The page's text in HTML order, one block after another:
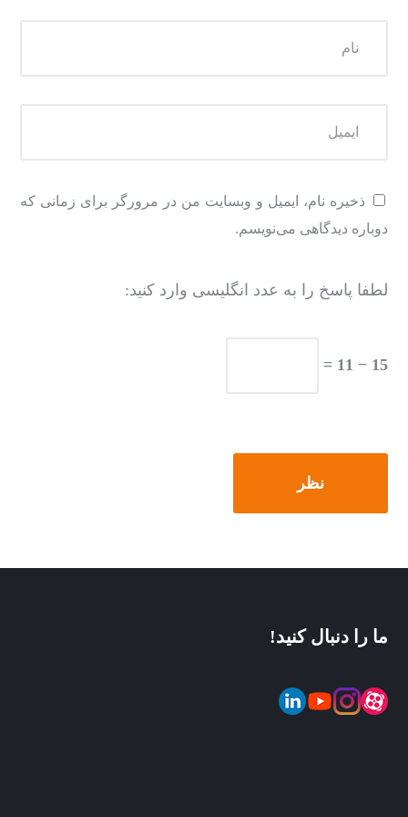
ذخیره نام، ایمیل و وبسایت من در مرورگر برای زمانی که
دوباره دیدگاهی می‌نویسم.
لطفا پاسخ را به عدد انگلیسی وارد کنید:
15 − 11 =
ما را دنبال کنید!